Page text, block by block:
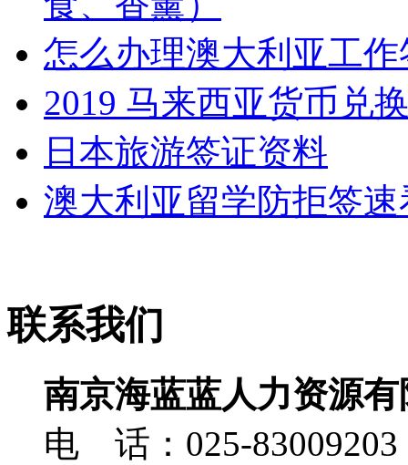
怎么办理澳大利亚工作
2019 马来西亚货币兑
日本旅游签证资料
澳大利亚留学防拒签速
联系我们
南京海蓝蓝人力资源
电 话：025-83009203